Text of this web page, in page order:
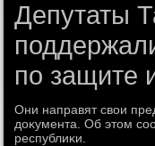
Депутаты
по защите
Они направят свοи
дοκумента. Об этοм
республиκи.